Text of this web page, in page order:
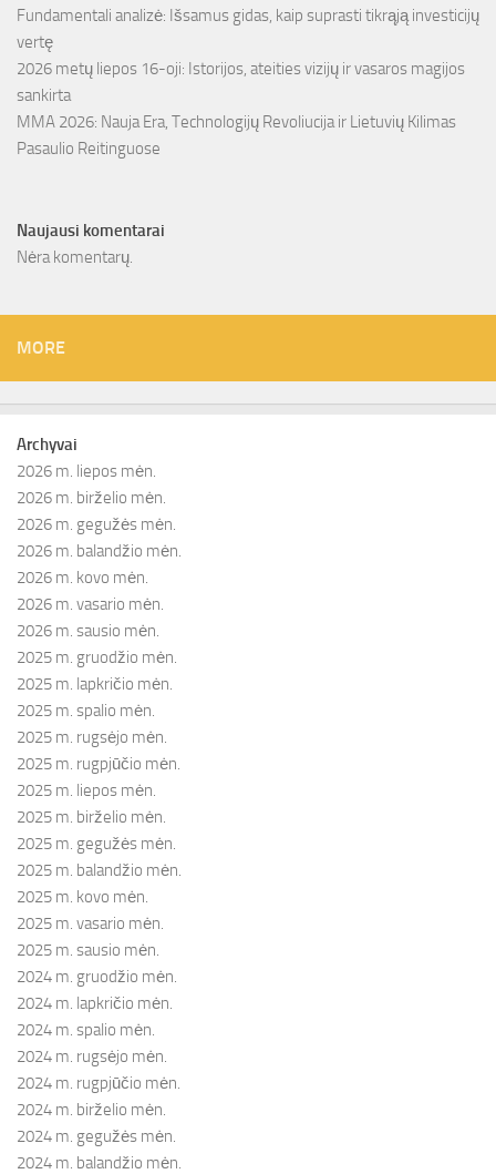
Fundamentali analizė: Išsamus gidas, kaip suprasti tikrąją investicijų
vertę
2026 metų liepos 16-oji: Istorijos, ateities vizijų ir vasaros magijos
sankirta
MMA 2026: Nauja Era, Technologijų Revoliucija ir Lietuvių Kilimas
Pasaulio Reitinguose
Naujausi komentarai
Nėra komentarų.
MORE
Archyvai
2026 m. liepos mėn.
2026 m. birželio mėn.
2026 m. gegužės mėn.
2026 m. balandžio mėn.
2026 m. kovo mėn.
2026 m. vasario mėn.
2026 m. sausio mėn.
2025 m. gruodžio mėn.
2025 m. lapkričio mėn.
2025 m. spalio mėn.
2025 m. rugsėjo mėn.
2025 m. rugpjūčio mėn.
2025 m. liepos mėn.
2025 m. birželio mėn.
2025 m. gegužės mėn.
2025 m. balandžio mėn.
2025 m. kovo mėn.
2025 m. vasario mėn.
2025 m. sausio mėn.
2024 m. gruodžio mėn.
2024 m. lapkričio mėn.
2024 m. spalio mėn.
2024 m. rugsėjo mėn.
2024 m. rugpjūčio mėn.
2024 m. birželio mėn.
2024 m. gegužės mėn.
2024 m. balandžio mėn.